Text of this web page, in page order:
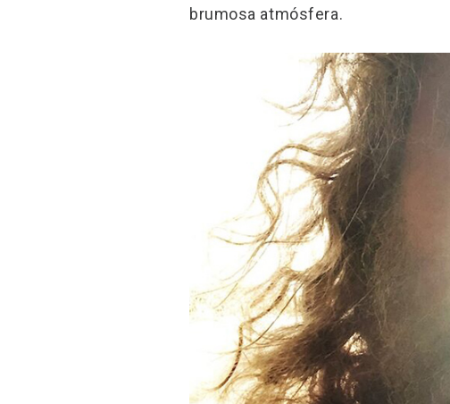
brumosa atmósfera.